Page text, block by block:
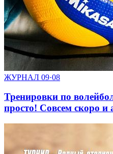
ЖУРНАЛ 09·08
Тренировки по
просто! Совсем скоро и